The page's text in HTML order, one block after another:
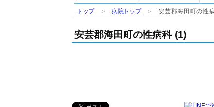
トップ＞ 病院トップ＞ 安芸郡海田町の性
安芸郡海田町の性病科 (1)